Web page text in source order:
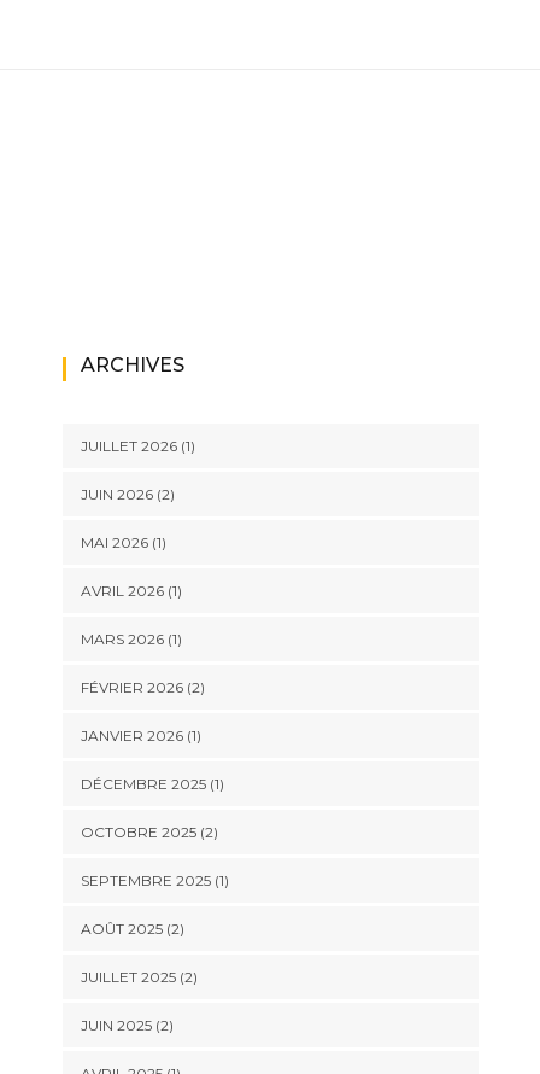
ARCHIVES
JUILLET 2026(1)
JUIN 2026(2)
MAI 2026(1)
AVRIL 2026(1)
MARS 2026(1)
FÉVRIER 2026(2)
JANVIER 2026(1)
DÉCEMBRE 2025(1)
OCTOBRE 2025(2)
SEPTEMBRE 2025(1)
AOÛT 2025(2)
JUILLET 2025(2)
JUIN 2025(2)